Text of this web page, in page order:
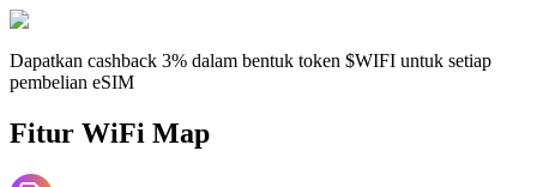
Dapatkan cashback 3% dalam bentuk token $WIFI untuk setiap
pembelian eSIM
Fitur WiFi Map